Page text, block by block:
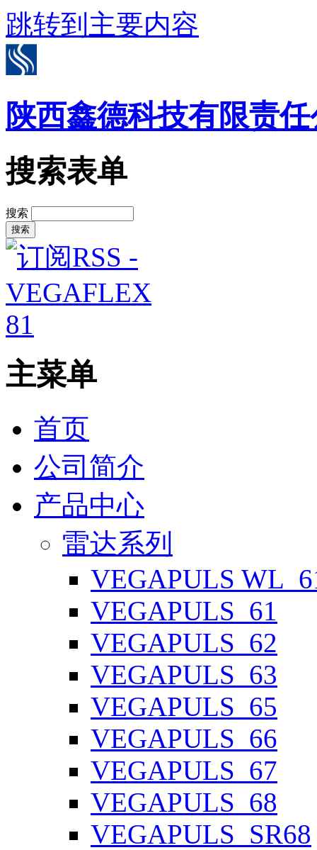
跳转到主要内容
陕西鑫德科技有限责
搜索表单
搜索
主菜单
首页
公司简介
产品中心
雷达系列
VEGAPULS
VEGAPULS_61
VEGAPULS_62
VEGAPULS_63
VEGAPULS_65
VEGAPULS_66
VEGAPULS_67
VEGAPULS_68
VEGAPULS_SR68